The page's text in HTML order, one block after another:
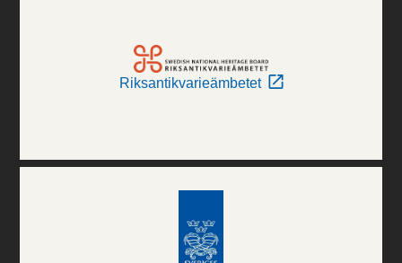
Riksantikvarieämbetet